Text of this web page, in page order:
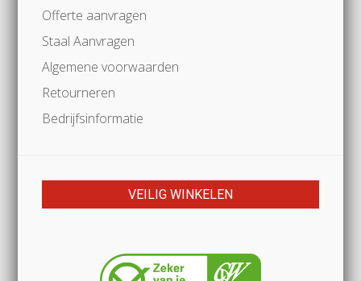
Offerte aanvragen
Staal Aanvragen
Algemene voorwaarden
Retourneren
Bedrijfsinformatie
VEILIG WINKELEN